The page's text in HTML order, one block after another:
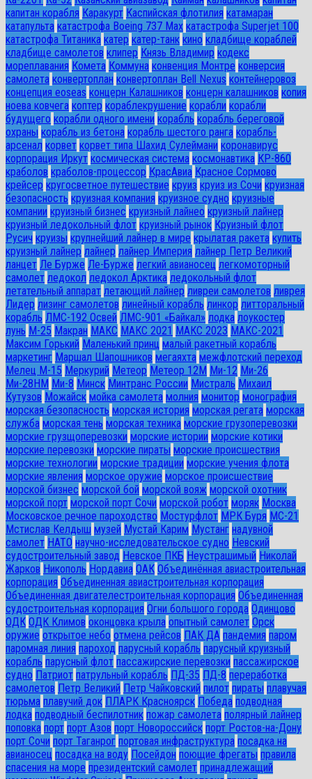
капитан корабля Каракурт Каспийская флотилия катамаран
катапульта катастрофа Boeing 737 Max катастрофа Superjet 100
катастрофа Титаника катер катер-танк кино кладбище кораблей
кладбище самолетов клипер Князь Владимир кодекс
мореплавания Комета Коммуна конвенция Монтре конверсия
самолета конвертоплан конвертоплан Bell Nexus контейнеровоз
концепция eoseas концерн Калашников концерн калашников копия
ноева ковчега коптер кораблекрушение корабли корабли
будущего корабли одного имени корабль корабль береговой
охраны корабль из бетона корабль шестого ранга корабль-
арсенал корвет корвет типа Шахид Сулеймани коронавирус
корпорация Иркут космическая система космонавтика КР-860
краболов краболов-процессор КрасАвиа Красное Сормово
крейсер кругосветное путешествие круиз круиз из Сочи круизная
безопасность круизная компания круизное судно круизные
компании круизный бизнес круизный лайнео круизный лайнер
круизный ледокольный флот круизный рынок Круизный флот
Русич круизы крупнейший лайнер в мире крылатая ракета купить
круизный лайнер лайнер лайнер Империя лайнер Петр Великий
ланцет Ле Бурже Ле-Бурже легкий авианосец легкомоторный
самолет ледокол ледокол Арктика ледокольный флот
летательный аппарат летающий лайнер ливреи самолетов ливрея
Лидер лизинг самолетов линейный корабль линкор литторальный
корабль ЛМС-192 Освей ЛМС-901 «Байкал» лодка лоукостер
лунь М-25 Макран МАКС МАКС 2021 МАКС 2023 МАКС-2021
Максим Горький Маленький принц малый ракетный корабль
маркетинг Маршал Шапошников мегаяхта межфлотский переход
Мелец М-15 Меркурий Метеор Метеор 12М Ми-12 Ми-26
Ми-28HM Ми-8 Минск Минтранс России Мистраль Михаил
Кутузов Можайск мойка самолета молния монитор монография
морская безопасность морская история морская регата морская
служба морская тень морская техника морские грузоперевозки
морские грузщоперевозки морские истории морские котики
морские перевозки морские пираты морские происшествия
морские технологии морские традиции морские учения флота
морские явления морское оружие морское происшествие
морской бизнес морской бой морской вояж морской охотник
морской порт морской порт Сочи морской робот моряк Москва
Московское речное пароходство Мостурфлот МРК Буря МС-21
Мстислав Келдыш музей Мустай Карим Мустанг надувной
самолет НАТО научно-исследовательское судно Невский
судостроительный завод Невское ПКБ Неустрашимый Николай
Жарков Никополь Нордавиа ОАК Объединённая авиастроительная
корпорация Объединенная авиастроительная корпорация
Объединенная двигателестроительная корпорация Объединенная
судостроительная корпорация Огни большого города Одинцово
ОДК ОДК Климов оконцовка крыла опытный самолет Орск
оружие открытое небо отмена рейсов ПАК ДА пандемия паром
паромная линия пароход парусный корабль парусный круизный
корабль парусный флот пассажирские перевозки пассажирское
судно Патриот патрульный корабль ПД-35 ПД-8 переработка
самолетов Петр Великий Петр Чайковский пилот пираты плавучая
тюрьма плавучий док ПЛАРК Красноярск Победа подводная
лодка подводный беспилотник пожар самолета полярный лайнер
поповка порт порт Азов порт Новороссийск порт Ростов-на-Дону
порт Сочи порт Таганрог портовая инфраструктура посадка на
авианосец посадка на воду Посейдон поющие фрегаты правила
спасения на море президентский самолет принадлежащий